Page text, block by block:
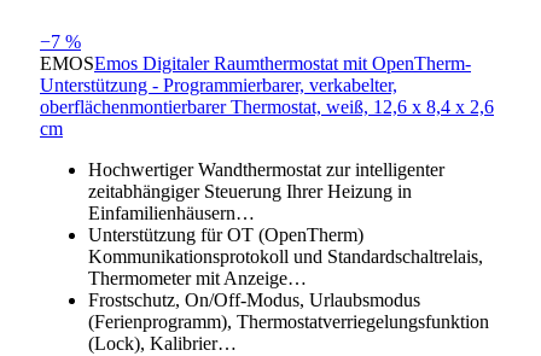
−7 %
EMOSEmos Digitaler Raumthermostat mit OpenTherm-
Unterstützung - Programmierbarer, verkabelter,
oberflächenmontierbarer Thermostat, weiß, 12,6 x 8,4 x 2,6
cm
Hochwertiger Wandthermostat zur intelligenter
zeitabhängiger Steuerung Ihrer Heizung in
Einfamilienhäusern…
Unterstützung für OT (OpenTherm)
Kommunikationsprotokoll und Standardschaltrelais,
Thermometer mit Anzeige…
Frostschutz, On/Off-Modus, Urlaubsmodus
(Ferienprogramm), Thermostatverriegelungsfunktion
(Lock), Kalibrier…